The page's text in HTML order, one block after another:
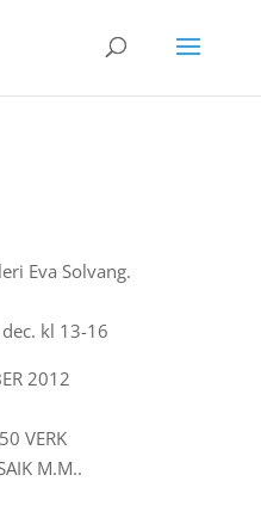
Eva Solvang.
kl 13-16
2012
VERK
M.M..